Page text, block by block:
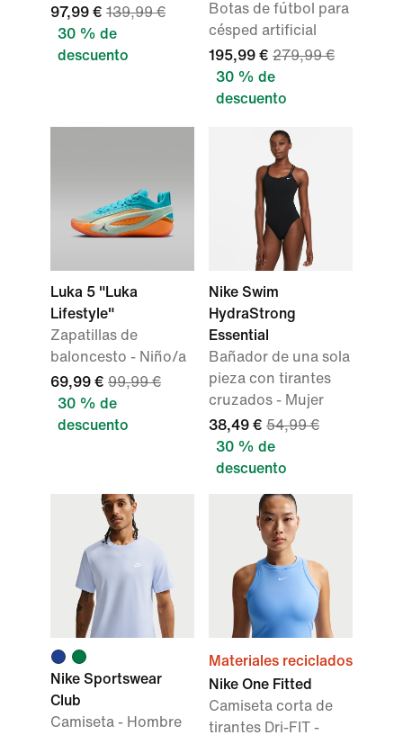
97,99 € 139,99 €
30 % de
descuento
Botas de fútbol para
césped artificial
195,99 € 279,99 €
30 % de
descuento
Luka 5 "Luka
Lifestyle"
Zapatillas de
baloncesto - Niño/a
69,99 € 99,99 €
30 % de
descuento
Nike Swim
HydraStrong
Essential
Bañador de una sola
pieza con tirantes
cruzados - Mujer
38,49 € 54,99 €
30 % de
descuento
Nike Sportswear
Club
Camiseta - Hombre
Materiales reciclados
Nike One Fitted
Camiseta corta de
tirantes Dri-FIT -